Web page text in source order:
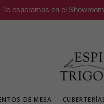
Te esperamos en el
DE MESA